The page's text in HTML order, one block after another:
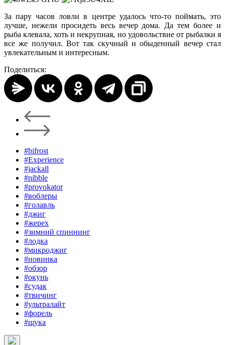
За пару часов ловли в центре удалось что-то поймать, это
лучше, нежели просидеть весь вечер дома. Да тем более и
рыба клевала, хоть и некрупная, но удовольствие от рыбалки я
все же получил. Вот так скучный и обыденный вечер стал
увлекательным и интересным.
Поделиться:
#bifrost
#Experience
#jackall
#nibble
#provokator
#воблеры
#голавль
#джиг
#жерех
#зимний спиннинг
#лодка
#микроджиг
#новинка
#обзор
#окунь
#судак
#твичинг
#ультралайт
#форель
#щука